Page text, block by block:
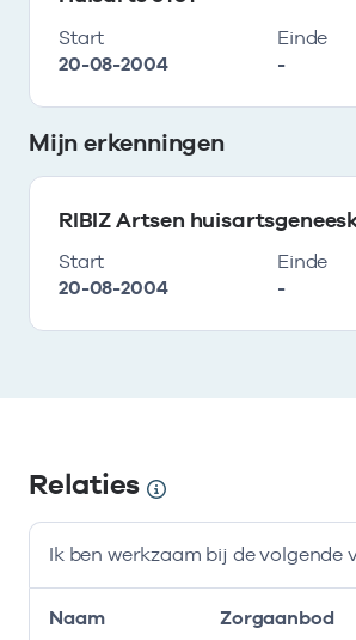
Start
20-08-2004
Einde
-
Mijn erkenningen
RIBIZ Artsen
Start
20-08-2004
Einde
-
Relaties
Ik ben werkzaam bij de volgende
Naam Zorgaanbod